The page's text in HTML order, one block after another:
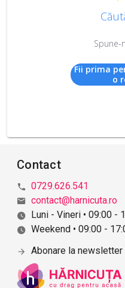
Spune-
Fii prima
o
Contact
0729.626.541
contact@harnicuta.ro
Luni - Vineri • 09:00 -
Weekend • 09:00 -
Abonare la newsletter